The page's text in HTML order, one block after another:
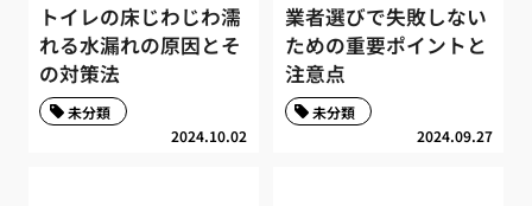
トイレの床じわじわ濡
れる水漏れの原因とそ
の対策法
2024.10.02
未分類
業者選びで失敗しない
ための重要ポイントと
注意点
2024.09.27
未分類